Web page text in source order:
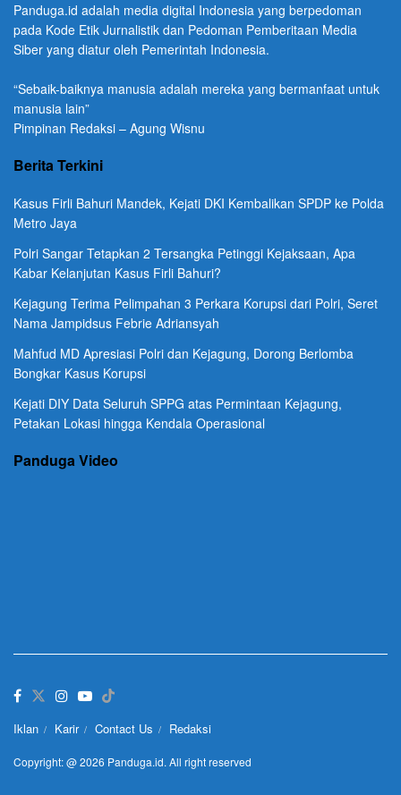
Panduga.id adalah media digital Indonesia yang berpedoman
pada Kode Etik Jurnalistik dan Pedoman Pemberitaan Media
Siber yang diatur oleh Pemerintah Indonesia.
“Sebaik-baiknya manusia adalah mereka yang bermanfaat untuk
manusia lain”
Pimpinan Redaksi – Agung Wisnu
Berita Terkini
Kasus Firli Bahuri Mandek, Kejati DKI Kembalikan SPDP ke Polda
Metro Jaya
Polri Sangar Tetapkan 2 Tersangka Petinggi Kejaksaan, Apa
Kabar Kelanjutan Kasus Firli Bahuri?
Kejagung Terima Pelimpahan 3 Perkara Korupsi dari Polri, Seret
Nama Jampidsus Febrie Adriansyah
Mahfud MD Apresiasi Polri dan Kejagung, Dorong Berlomba
Bongkar Kasus Korupsi
Kejati DIY Data Seluruh SPPG atas Permintaan Kejagung,
Petakan Lokasi hingga Kendala Operasional
Panduga Video
Iklan Karir Contact Us Redaksi
Copyright: @ 2026 Panduga.id. All right reserved